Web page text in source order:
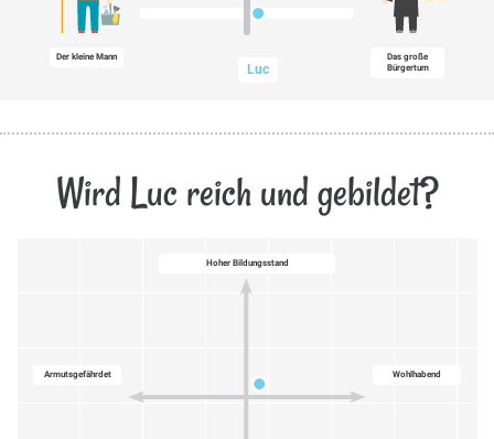
Der kleine Mann
Luc
Das große
Bürgertum
Wird Luc reich und gebildet?
Hoher Bildungsstand
Wohlhabend
Armutsgefährdet